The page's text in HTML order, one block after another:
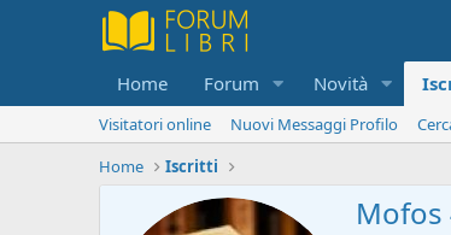
Home Forum Novità
Visitatori online Nuovi Messaggi Profilo
Home
Iscritti
Mofos